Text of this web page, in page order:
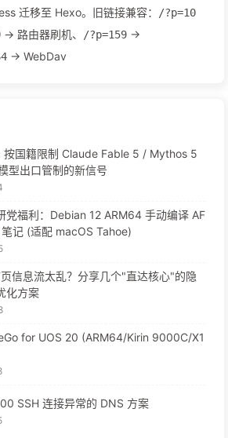
迁移至 Hexo。旧链接兼容： /?p=10
→ 路由器刷机、 /?p=159 →
→ WebDav
按国籍限制 Claude Fable 5 / Mythos 5
型出口管制的新信号
党福利：Debian 12 ARM64 手动编译 AF
记 (适配 macOS Tahoe)
信息流太乱？分享几个"直达核心"的隐
化方案
for UOS 20 (ARM64/Kirin 9000C/X1
SSH 连接异常的 DNS 方案